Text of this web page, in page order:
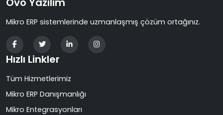
Mikro ERP sistemlerinde uzmanlaşmış çözüm ortağınız.
Hızlı Linkler
Tüm Hizmetlerimiz
Mikro ERP Danışmanlığı
Mikro Entegrasyonları